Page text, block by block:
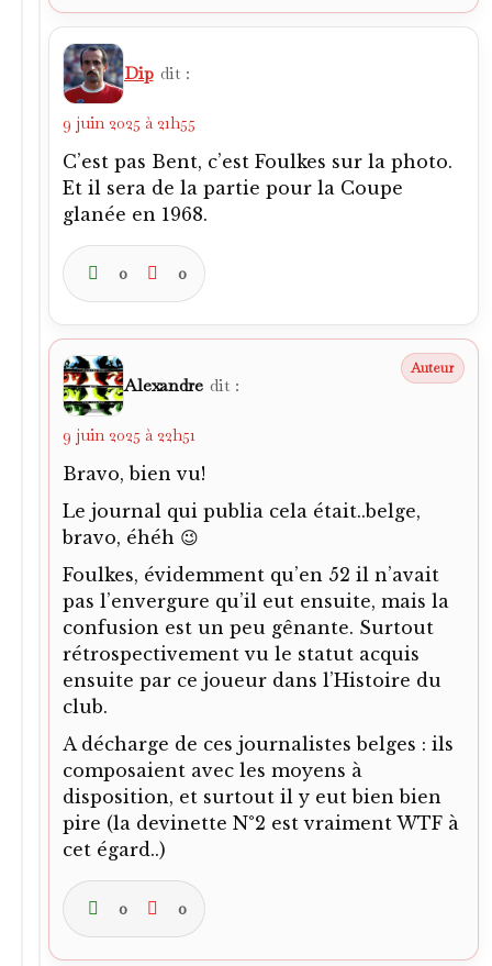
Dip dit :
9 juin 2025 à 21h55
C’est pas Bent, c’est Foulkes sur la photo.
Et il sera de la partie pour la Coupe
glanée en 1968.
0 0
Alexandre dit :
9 juin 2025 à 22h51
Bravo, bien vu!
Le journal qui publia cela était..belge,
bravo, éhéh 😉
Foulkes, évidemment qu’en 52 il n’avait
pas l’envergure qu’il eut ensuite, mais la
confusion est un peu gênante. Surtout
rétrospectivement vu le statut acquis
ensuite par ce joueur dans l’Histoire du
club.
A décharge de ces journalistes belges : ils
composaient avec les moyens à
disposition, et surtout il y eut bien bien
pire (la devinette N°2 est vraiment WTF à
cet égard..)
0 0